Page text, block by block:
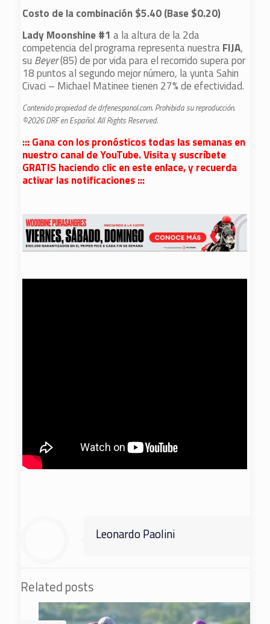
Costo de la combinación $5.40 (Base $0.20)
Lady Moonshine #1a la altura de la 2da
competencia del programa representa nuestraFIJA,
su Beyer(85) de por vida para el recorrido supera por
18 puntos al segundo mejor número, la yunta Sahin
Civaci – Michael Matinee tienen 27% de efectividad.
Contenido propiedad de drfenespanol.com. Prohibida su reproducción.
©2026 DRF en Español. All Rights Reserved.
::: Gana con los pronósticos todas las semanas en
nuestro canal de YouTube. Visita y suscríbete
GRATIS haciendo clic en este enlace, y recuerda
activar las notificaciones :::
Leonardo Paolini
Related posts